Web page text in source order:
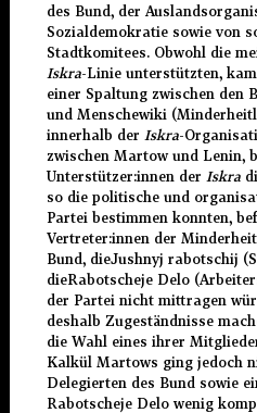
des Bund, der
Sozialdemokratie sowie von
Stadtkomitees. Obwohl die
Iskra-Linie unterstützten,
einer Spaltung zwischen den
und Menschewiki
innerhalb der Iskra-
zwischen Martow und Lenin,
Unterstützer:innen der Iskra
so die politische und
Partei bestimmen konnten,
Vertreter:innen der
Bund, dieJushnyj rabotschij
dieRabotscheje Delo
der Partei nicht mittragen
deshalb Zugeständnisse
die Wahl eines ihrer
Kalkül Martows ging jedoch
Delegierten des Bund sowie
Rabotscheje Delo wenig